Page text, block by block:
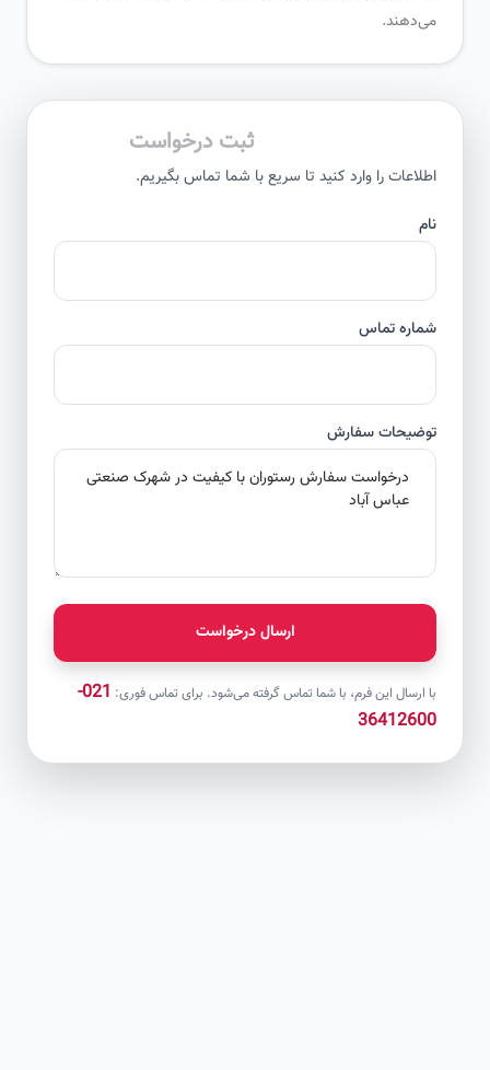
می‌دهند.
ثبت درخواست
اطلاعات را وارد کنید تا سریع با شما تماس بگیریم.
شماره تماس
توضیحات سفارش
ارسال درخواست
با ارسال این فرم، با شما تماس گرفته می‌شود. برای تماس فوری:
021-
36412600